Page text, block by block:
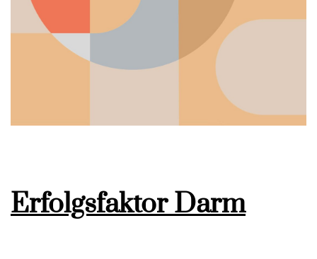
Erfolgsfaktor Darm